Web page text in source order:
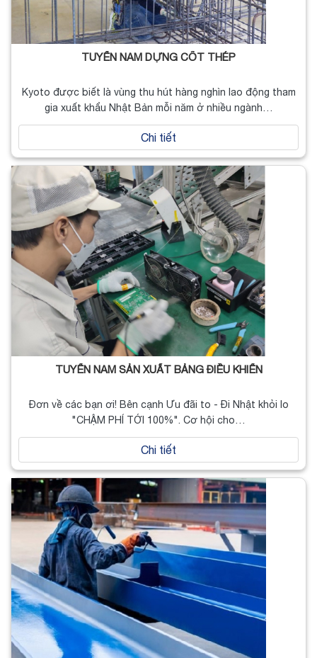
TUYỂN NAM DỰNG CỐT THÉP
Kyoto được biết là vùng thu hút hàng nghìn lao động tham
gia xuất khẩu Nhật Bản mỗi năm ở nhiều ngành…
Chi tiết
TUYỂN NAM SẢN XUẤT BẢNG ĐIỀU KHIỂN
Đơn về các bạn ơi! Bên cạnh Ưu đãi to - Đi Nhật khỏi lo
"CHẬM PHÍ TỚI 100%". Cơ hội cho…
Chi tiết